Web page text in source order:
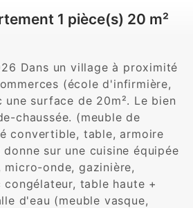
1 pièce(s) 20 m²
Dans un village à proximité
(école d'infirmière,
une surface de 20m². Le bien
chaussée. (meuble de
convertible, table, armoire
sur une cuisine équipée
micro-onde, gazinière,
table haute +
d'eau (meuble vasque,